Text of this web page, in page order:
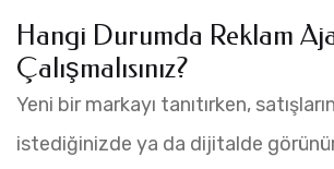
Hangi Durumda Reklam
Çalışmalısınız?
Yeni bir markayı tanıtırken,
istediğinizde ya da dijitalde